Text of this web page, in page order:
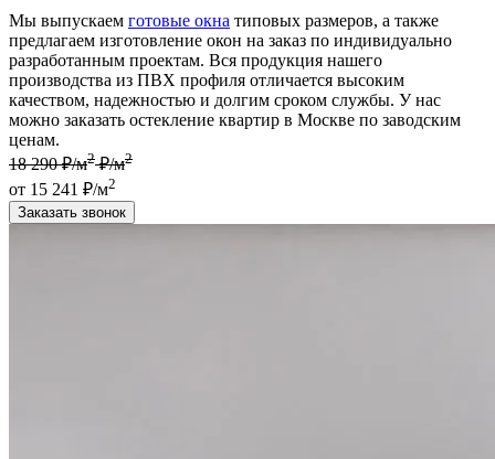
Мы выпускаем готовые окна типовых размеров, а также
предлагаем изготовление окон на заказ по индивидуально
разработанным проектам. Вся продукция нашего
производства из ПВХ профиля отличается высоким
качеством, надежностью и долгим сроком службы. У нас
можно заказать остекление квартир в Москве по заводским
ценам.
18 290 ₽/м2₽/м2
от 15 241 ₽/м2
Заказать звонок